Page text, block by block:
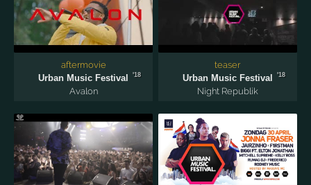
aftermovie
Urban Music Festival
'18
Avalon
teaser
Urban Music Festival
'18
Night Republik